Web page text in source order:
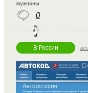
мужчины
0
В России